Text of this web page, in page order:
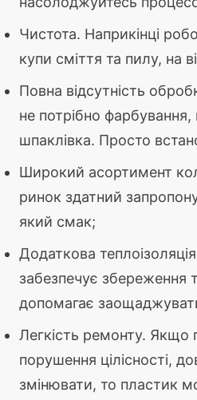
Чистота. Наприкінці
купи сміття та пилу, на
Повна відсутність
не потрібно
шпаклівка. Просто
Широкий асортимент
ринок здатний
який смак;
Додаткова
забезпечує збереження
допомагає
Легкість ремонту. Якщо
порушення цілісності,
змінювати, то пластик